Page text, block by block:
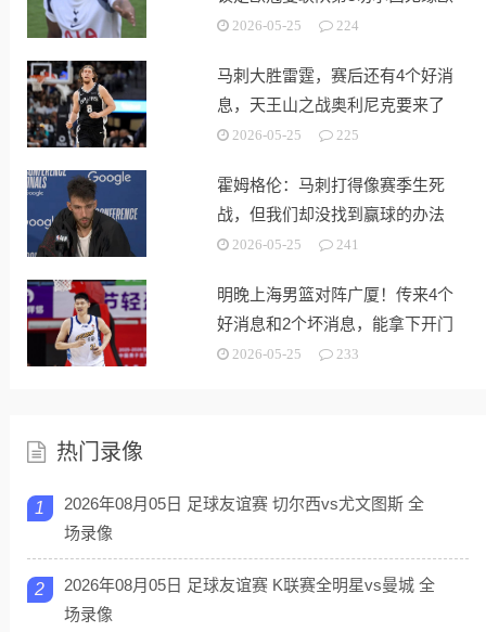
战2026-05-25 224
马刺大胜雷霆，赛后还有4个好消
息，天王山之战奥利尼克要来了
2026-05-25 225
霍姆格伦：马刺打得像赛季生死
战，但我们却没找到赢球的办法
2026-05-25 241
明晚上海男篮对阵广厦！传来4个
好消息和2个坏消息，能拿下开门
红2026-05-25 233
热门录像
1
2026年08月05日 足球友谊赛 切尔西vs尤文图斯 全
场录像
2
2026年08月05日 足球友谊赛 K联赛全明星vs曼城 全
场录像